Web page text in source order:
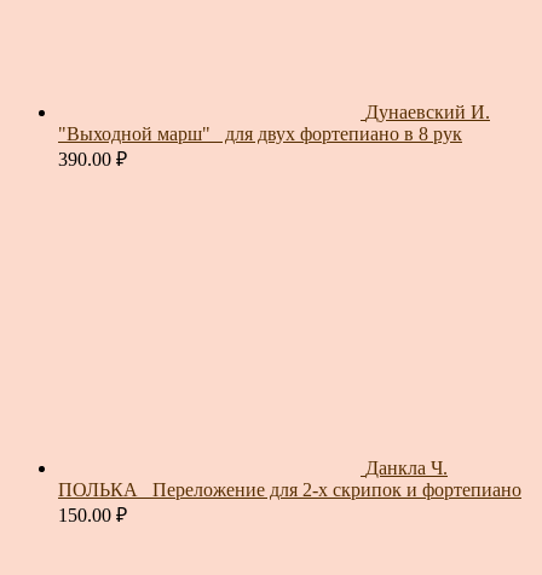
Дунаевский И.
"Выходной марш"_ для двух фортепиано в 8 рук
390.00 ₽
Данкла Ч.
ПОЛЬКА_ Переложение для 2-х скрипок и фортепиано
150.00 ₽